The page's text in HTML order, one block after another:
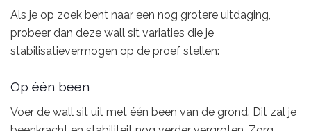
Als je op zoek bent naar een nog grotere uitdaging,
probeer dan deze wall sit variaties die je
stabilisatievermogen op de proef stellen:
Op één been
Voer de wall sit uit met één been van de grond. Dit zal je